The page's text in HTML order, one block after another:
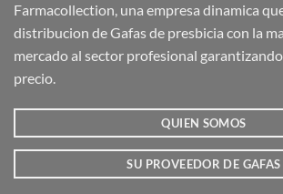
Farmacollection, una empresa dinamica
distribucion de Gafas de presbicia con la
mercado al sector profesional
precio.
QUIEN SOMOS
SU PROVEEDOR DE GAFAS